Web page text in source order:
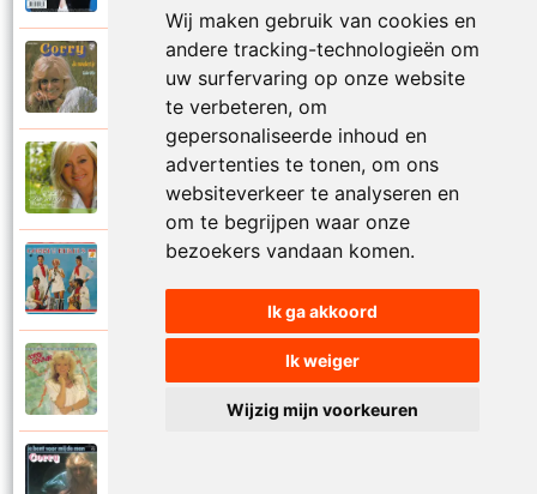
Wij maken gebruik van cookies en
andere tracking-technologieën om
uw surfervaring op onze website
te verbeteren, om
gepersonaliseerde inhoud en
advertenties te tonen, om ons
websiteverkeer te analyseren en
om te begrijpen waar onze
bezoekers vandaan komen.
Ik ga akkoord
Ik weiger
Wijzig mijn voorkeuren
Je moedertje
Corry Konings
Jij bent een zeeman